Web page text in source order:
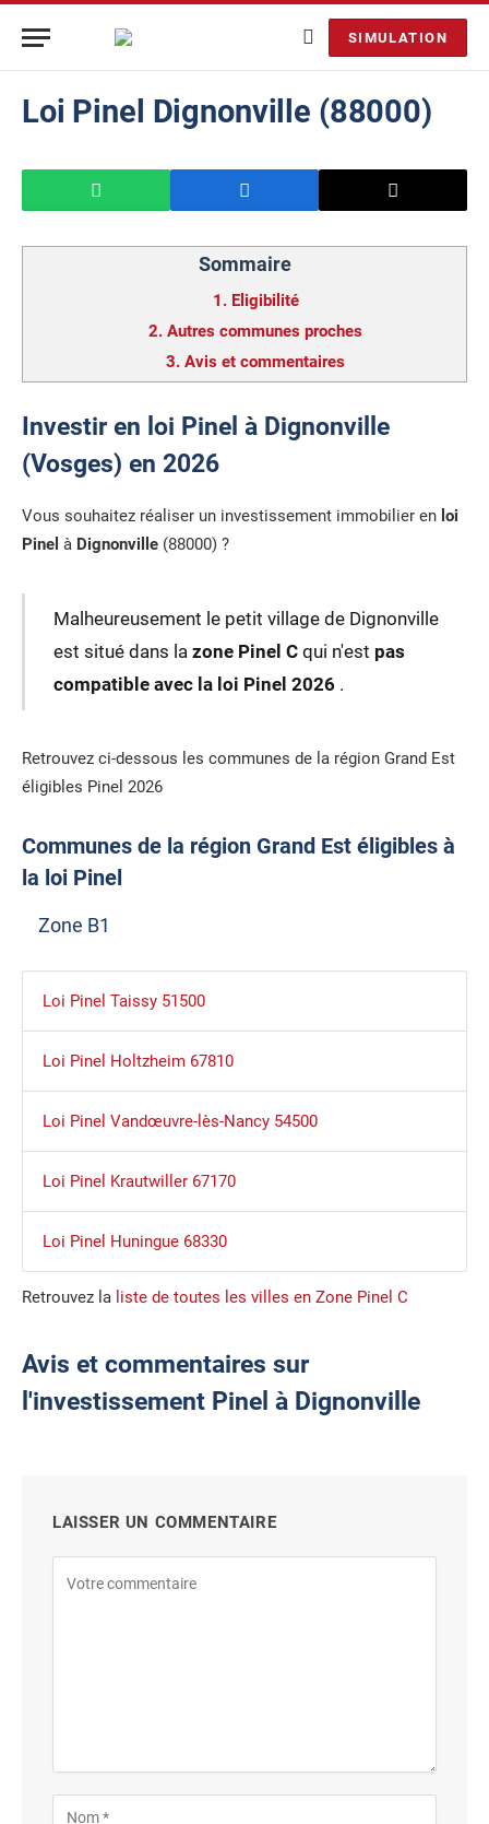
SIMULATION
Loi Pinel Dignonville (88000)
Sommaire
1. Eligibilité
2. Autres communes proches
3. Avis et commentaires
Investir en loi Pinel à Dignonville
(Vosges) en 2026
Vous souhaitez réaliser un investissement immobilier en loi
Pinel à Dignonville (88000) ?
Malheureusement le petit village de Dignonville
est situé dans la zone Pinel Cqui n'est pas
compatible avec la loi Pinel 2026 .
Retrouvez ci-dessous les communes de la région Grand Est
éligibles Pinel 2026
Communes de la région Grand Est éligibles à
la loi Pinel
Zone B1
Loi Pinel Taissy 51500
Loi Pinel Holtzheim 67810
Loi Pinel Vandœuvre-lès-Nancy 54500
Loi Pinel Krautwiller 67170
Loi Pinel Huningue 68330
Retrouvez la liste de toutes les villes en Zone Pinel C
Avis et commentaires sur
l'investissement Pinel à Dignonville
LAISSER UN COMMENTAIRE